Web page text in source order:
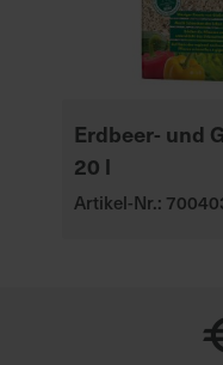
Erdbeer- und
20 l
Artikel-Nr.: